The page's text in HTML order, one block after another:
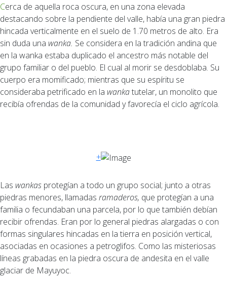
Cerca de aquella roca oscura, en una zona elevada
destacando sobre la pendiente del valle, había una gran piedra
hincada verticalmente en el suelo de 1.70 metros de alto. Era
sin duda una wanka. Se considera en la tradición andina que
en la wanka estaba duplicado el ancestro más notable del
grupo familiar o del pueblo. El cual al morir se desdoblaba. Su
cuerpo era momificado; mientras que su espíritu se
consideraba petrificado en la wankatutelar, un monolito que
recibía ofrendas de la comunidad y favorecía el ciclo agrícola.
+
Las wankas protegían a todo un grupo social; junto a otras
piedras menores, llamadas ramaderos, que protegían a una
familia o fecundaban una parcela, por lo que también debían
recibir ofrendas. Eran por lo general piedras alargadas o con
formas singulares hincadas en la tierra en posición vertical,
asociadas en ocasiones a petroglifos. Como las misteriosas
líneas grabadas en la piedra oscura de andesita en el valle
glaciar de Mayuyoc.